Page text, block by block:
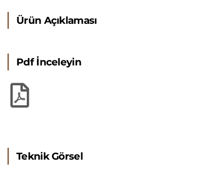
Ürün Açıklaması
Pdf İnceleyin
Teknik Görsel